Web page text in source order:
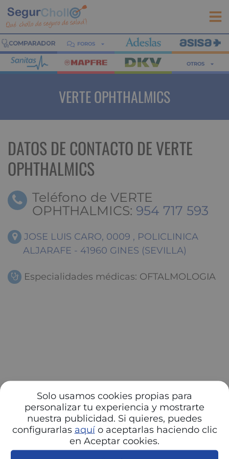
Solo usamos cookies propias para
personalizar tu experiencia y mostrarte
nuestra publicidad. Si quieres, puedes
configurarlas aquío aceptarlas haciendo clic
en Aceptar cookies.
FOROS
OTROS
VERTE OPHTHALMICS
DATOS DE CONTACTO DE VERTE
OPHTHALMICS
Teléfono de VERTE
OPHTHALMICS: 954 717 593
JOSE LUIS CARO, 0009 , POLICLINICA
ALJARAFE - 41960 GINES (SEVILLA)
Especialidades médicas: OFTALMOLOGIA